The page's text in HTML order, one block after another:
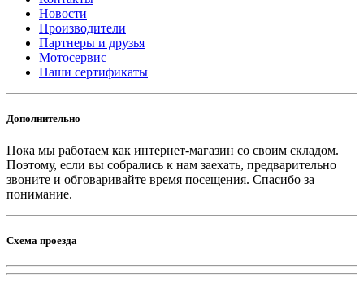
Новости
Производители
Партнеры и друзья
Мотосервис
Наши сертификаты
Дополнительно
Пока мы работаем как интернет-магазин со своим складом.
Поэтому, если вы собрались к нам заехать, предварительно
звоните и обговаривайте время посещения. Спасибо за
понимание.
Схема проезда